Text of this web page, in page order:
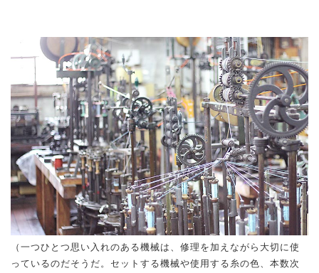
（一つひとつ思い入れのある機械は、修理を加えながら大切に使
っているのだそうだ。セットする機械や使用する糸の色、本数次